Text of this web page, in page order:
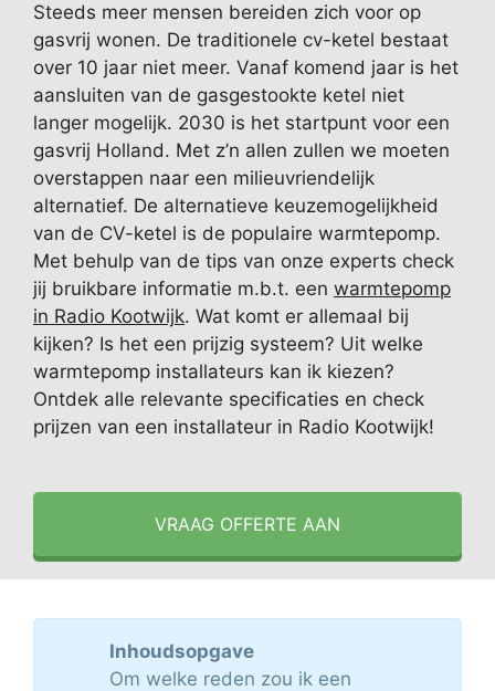
Steeds meer mensen bereiden zich voor op
gasvrij wonen. De traditionele cv-ketel bestaat
over 10 jaar niet meer. Vanaf komend jaar is het
aansluiten van de gasgestookte ketel niet
langer mogelijk. 2030 is het startpunt voor een
gasvrij Holland. Met z’n allen zullen we moeten
overstappen naar een milieuvriendelijk
alternatief. De alternatieve keuzemogelijkheid
van de CV-ketel is de populaire warmtepomp.
Met behulp van de tips van onze experts check
jij bruikbare informatie m.b.t. een warmtepomp
in Radio Kootwijk. Wat komt er allemaal bij
kijken? Is het een prijzig systeem? Uit welke
warmtepomp installateurs kan ik kiezen?
Ontdek alle relevante specificaties en check
prijzen van een installateur in Radio Kootwijk!
VRAAG OFFERTE AAN
Inhoudsopgave
Om welke reden zou ik een